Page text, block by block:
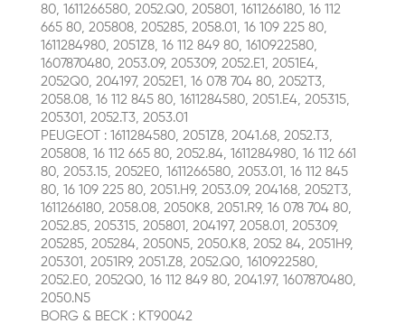
80, 1611266580, 2052.Q0, 205801, 1611266180, 16 112
665 80, 205808, 205285, 2058.01, 16 109 225 80,
1611284980, 2051Z8, 16 112 849 80, 1610922580,
1607870480, 2053.09, 205309, 2052.E1, 2051E4,
2052Q0, 204197, 2052E1, 16 078 704 80, 2052T3,
2058.08, 16 112 845 80, 1611284580, 2051.E4, 205315,
205301, 2052.T3, 2053.01
PEUGEOT : 1611284580, 2051Z8, 2041.68, 2052.T3,
205808, 16 112 665 80, 2052.84, 1611284980, 16 112 661
80, 2053.15, 2052E0, 1611266580, 2053.01, 16 112 845
80, 16 109 225 80, 2051.H9, 2053.09, 204168, 2052T3,
1611266180, 2058.08, 2050K8, 2051.R9, 16 078 704 80,
2052.85, 205315, 205801, 204197, 2058.01, 205309,
205285, 205284, 2050N5, 2050.K8, 2052 84, 2051H9,
205301, 2051R9, 2051.Z8, 2052.Q0, 1610922580,
2052.E0, 2052Q0, 16 112 849 80, 2041.97, 1607870480,
2050.N5
BORG & BECK : KT90042